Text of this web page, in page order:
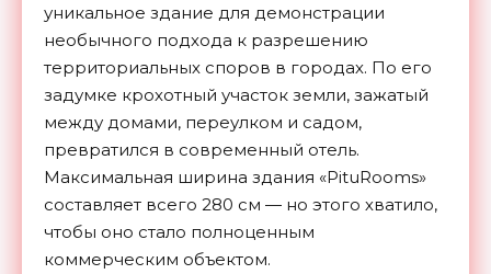
уникальное здание для демонстрации
необычного подхода к разрешению
территориальных споров в городах. По его
задумке крохотный участок земли, зажатый
между домами, переулком и садом,
превратился в современный отель.
Максимальная ширина здания «PituRooms»
составляет всего 280 см — но этого хватило,
чтобы оно стало полноценным
коммерческим объектом.